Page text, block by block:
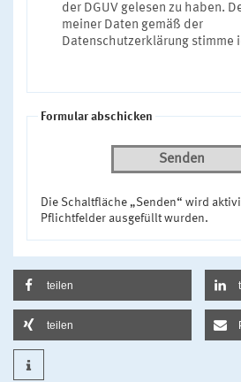
der DGUV gelesen zu haben.
meiner Daten gemäß der
Datenschutzerklärung stimme
Formular abschicken
Senden
Die Schaltfläche „Senden“ wird
Pflichtfelder ausgefüllt wurden.
teilen
teilen